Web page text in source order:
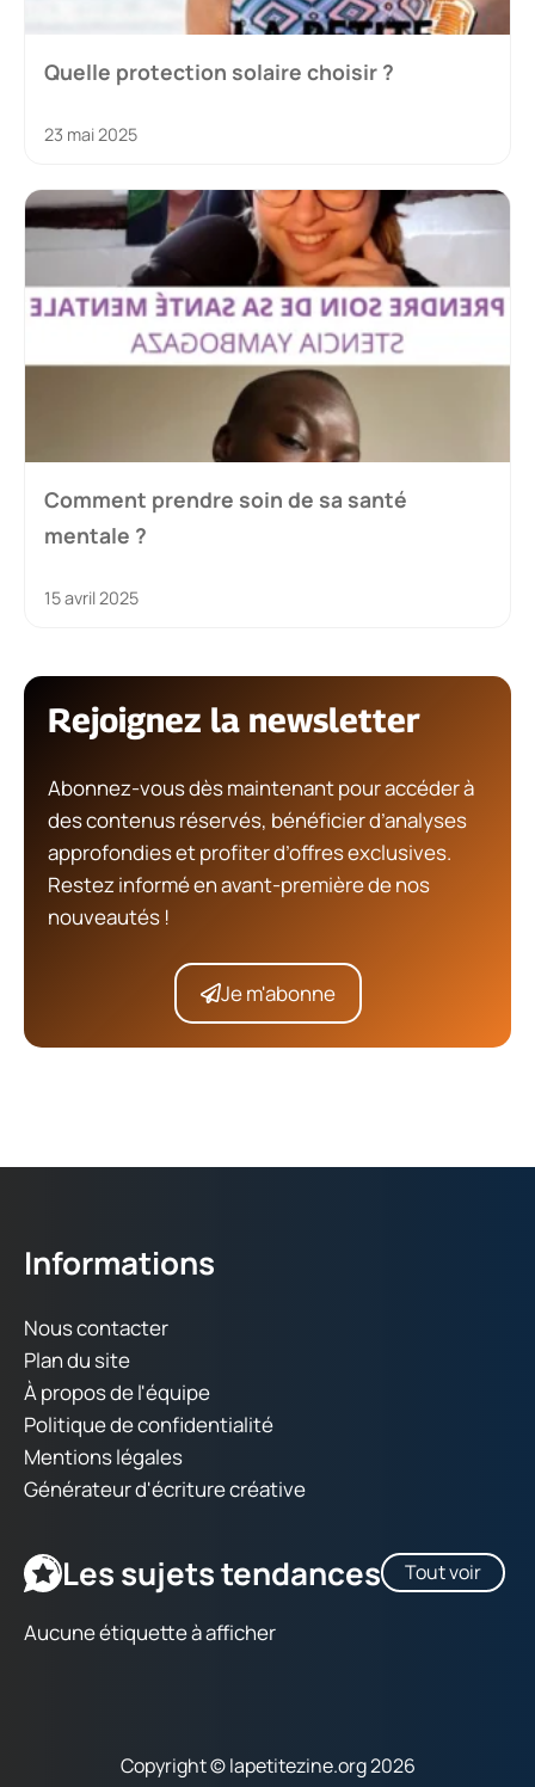
Quelle protection solaire choisir ?
23 mai 2025
Comment prendre soin de sa santé
mentale ?
15 avril 2025
Rejoignez la newsletter
Abonnez-vous dès maintenant pour accéder à
des contenus réservés, bénéficier d’analyses
approfondies et profiter d’offres exclusives.
Restez informé en avant-première de nos
nouveautés !
Je m'abonne
Informations
Nous contacter
Plan du site
À propos de l'équipe
Politique de confidentialité
Mentions légales
Générateur d'écriture créative
Les sujets tendances Tout voir
Aucune étiquette à afficher
Copyright © lapetitezine.org 2026